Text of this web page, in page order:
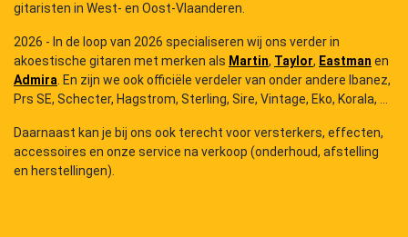
gitaristen in West- en Oost-Vlaanderen.
2026 - In de loop van 2026 specialiseren wij ons verder in
akoestische gitaren met merken als Martin, Taylor, Eastman en
Admira . En zijn we ook officiële verdeler van onder andere Ibanez,
Prs SE, Schecter, Hagstrom, Sterling, Sire, Vintage, Eko, Korala, ...
Daarnaast kan je bij ons ook terecht voor versterkers, effecten,
accessoires en onze service na verkoop (onderhoud, afstelling
en herstellingen).